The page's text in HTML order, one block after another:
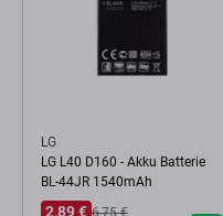
LG
LG L40 D160 - Akku Batterie
BL-44JR 1540mAh
2,89 € 6,75 €